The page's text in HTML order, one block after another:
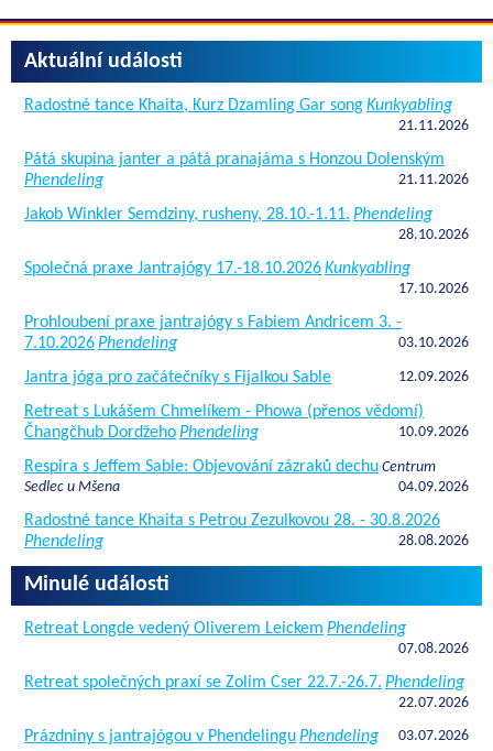
Aktuální události
Radostné tance Khaita, Kurz Dzamling Gar songKunkyabling
21.11.2026
Pátá skupina janter a pátá pranajáma s Honzou Dolenským
Phendeling
21.11.2026
Jakob Winkler Semdziny, rusheny, 28.10.-1.11. Phendeling
28.10.2026
Společná praxe Jantrajógy 17.-18.10.2026Kunkyabling
17.10.2026
Prohloubení praxe jantrajógy s Fabiem Andricem 3. -
7.10.2026Phendeling 03.10.2026
Jantra jóga pro začátečníky s Fijalkou Sable 12.09.2026
Retreat s Lukášem Chmelíkem - Phowa (přenos vědomí)
Čhangčhub DordžehoPhendeling 10.09.2026
Respira s Jeffem Sable: Objevování zázraků dechu Centrum
Sedlec u Mšena
04.09.2026
Radostné tance Khaita s Petrou Zezulkovou 28. - 30.8.2026
Phendeling
28.08.2026
Minulé události
Retreat Longde vedený Oliverem Leickem Phendeling
07.08.2026
Retreat společných praxí se Zolim Cser 22.7.-26.7. Phendeling
22.07.2026
Prázdniny s jantrajógou v PhendelinguPhendeling 03.07.2026